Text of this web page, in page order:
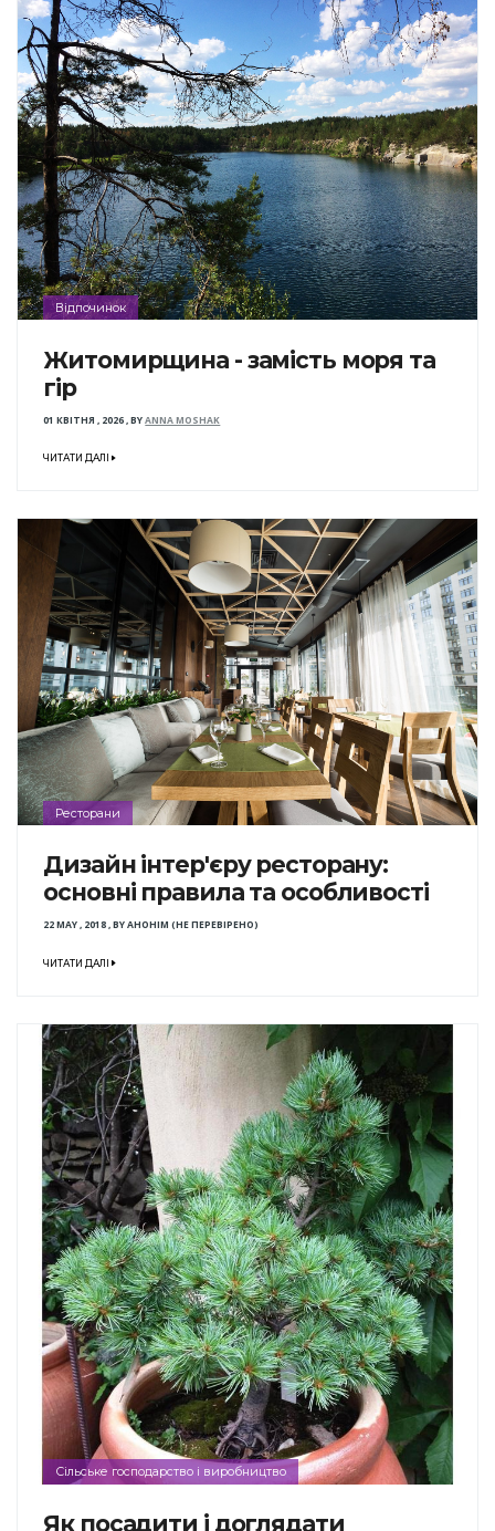
Відпочинок
Житомирщина - замість моря та
гір
01 КВІТНЯ , 2026,BYANNA MOSHAK
ЧИТАТИ ДАЛІ
Ресторани
Дизайн інтер'єру ресторану:
основні правила та особливості
22 MAY , 2018,BYАНОНІМ (НЕ ПЕРЕВІРЕНО)
ЧИТАТИ ДАЛІ
Сільське господарство і виробництво
Як посадити і доглядати